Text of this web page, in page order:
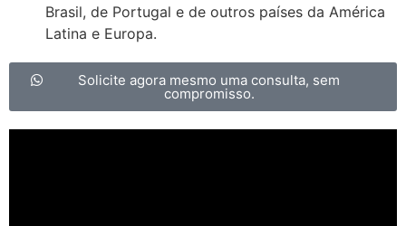
Brasil, de Portugal e de outros países da América
Latina e Europa.
Solicite agora mesmo uma consulta, sem
compromisso.